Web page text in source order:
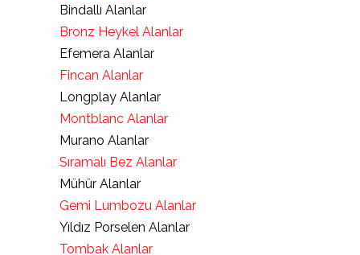
Bindallı Alanlar
Bronz Heykel Alanlar
Efemera Alanlar
Fincan Alanlar
Longplay Alanlar
Montblanc Alanlar
Murano Alanlar
Sıramalı Bez Alanlar
Mühür Alanlar
Gemi Lumbozu Alanlar
Yıldız Porselen Alanlar
Tombak Alanlar